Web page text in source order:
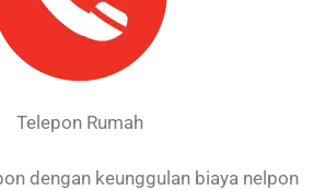
Telepon Rumah
dengan keunggulan biaya nelpon